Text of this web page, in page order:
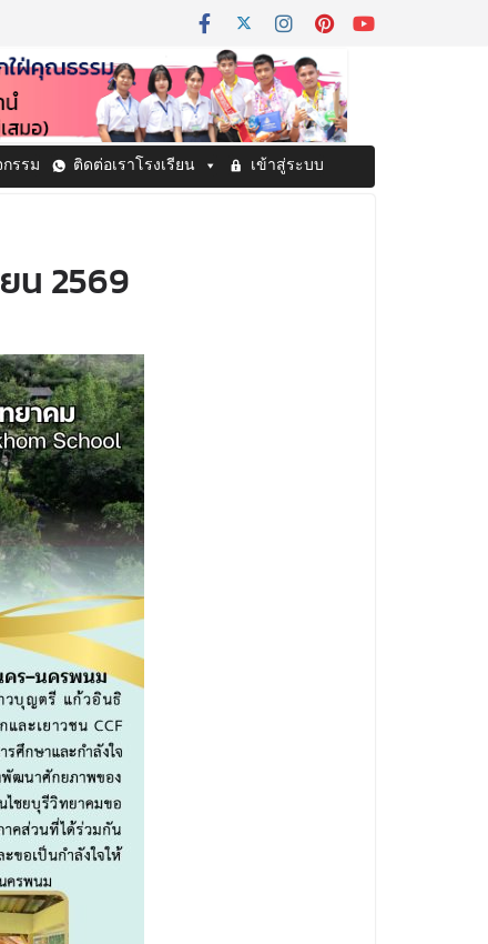
รรม ติดต่อเราโรงเรียน เข้าสู่ระบบ
น 2569